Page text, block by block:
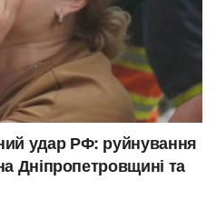
удар РФ: руйнування
Дніпропетровщині та